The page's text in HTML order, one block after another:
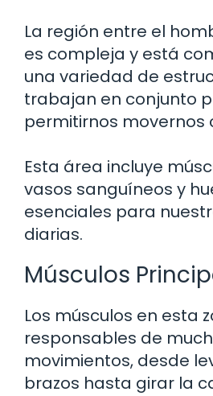
La región entre el
es compleja y está
una variedad de
trabajan en conjunto
permitirnos movernos
Esta área incluye
vasos sanguíneos y
esenciales para
diarias.
Músculos
Los músculos en esta
responsables de
movimientos, desde
brazos hasta girar la